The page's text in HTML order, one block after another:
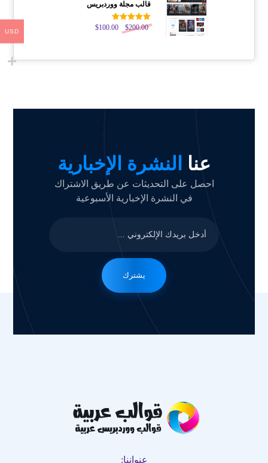
قالب مجلة ووردبريس
تم التقييم
من 5
$200.00
$100.00
عنا النشرة الإخبارية
احصل على التحديثات عن طريق الاشتراك
في النشرة الإخبارية الأسبوعية
يشترك
عنواننا:
USD